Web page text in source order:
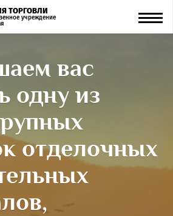
ТОРГОВЛИ
учреждение
вас
одну из
отделочных